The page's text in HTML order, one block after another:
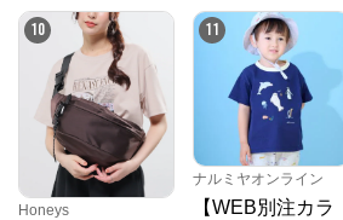
10
Honeys
11
ナルミヤオンライン
【WEB別注カラ